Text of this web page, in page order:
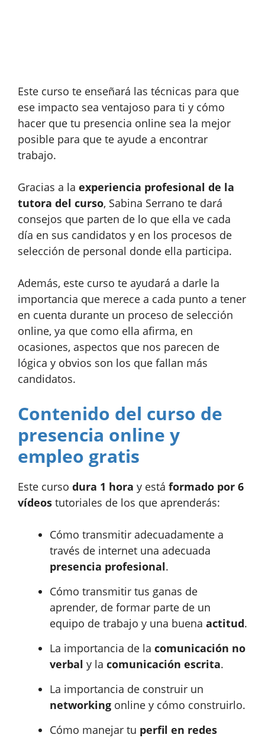
Este curso te enseñará las técnicas para que
ese impacto sea ventajoso para ti y cómo
hacer que tu presencia online sea la mejor
posible para que te ayude a encontrar
trabajo.
Gracias a la experiencia profesional de la
tutora del curso, Sabina Serrano te dará
consejos que parten de lo que ella ve cada
día en sus candidatos y en los procesos de
selección de personal donde ella participa.
Además, este curso te ayudará a darle la
importancia que merece a cada punto a tener
en cuenta durante un proceso de selección
online, ya que como ella afirma, en
ocasiones, aspectos que nos parecen de
lógica y obvios son los que fallan más
candidatos.
Contenido del curso de
presencia online y
empleo gratis
Este curso dura 1 hora y está formado por 6
vídeos tutoriales de los que aprenderás:
Cómo transmitir adecuadamente a
través de internet una adecuada
presencia profesional.
Cómo transmitir tus ganas de
aprender, de formar parte de un
equipo de trabajo y una buena actitud.
La importancia de la comunicación no
verbal y la comunicación escrita.
La importancia de construir un
networking online y cómo construirlo.
Cómo manejar tu perfil en redes